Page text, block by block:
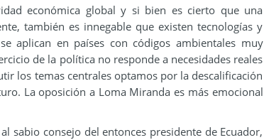
económica global y si bien es cierto que una
también es innegable que existen tecnologías y
aplican en países con códigos ambientales muy
de la política no responde a necesidades reales
los temas centrales optamos por la descalificación
La oposición a Loma Miranda es más emocional
sabio consejo del entonces presidente de Ecuador,